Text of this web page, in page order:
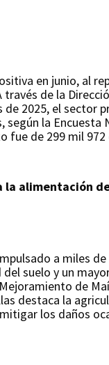
en junio, al
de la
2025, el sector
la
fue de 299 mil
la alimentación
a miles
suelo y un
de
destaca la
los daños